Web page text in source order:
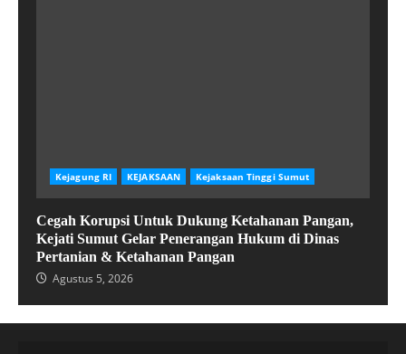
Kejagung RI KEJAKSAAN Kejaksaan Tinggi Sumut
Cegah Korupsi Untuk Dukung Ketahanan Pangan,
Kejati Sumut Gelar Penerangan Hukum di Dinas
Pertanian & Ketahanan Pangan
Agustus 5, 2026